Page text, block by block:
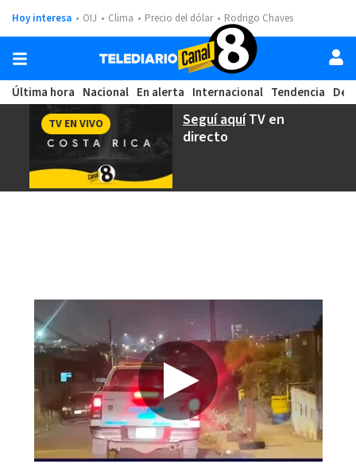
Hoy interesa OIJ Clima Precio del dólar Rodrigo Chaves
Última hora Nacional En alerta Internacional Tendencia
Seguí aquíTV en
directo
TV EN VIVO